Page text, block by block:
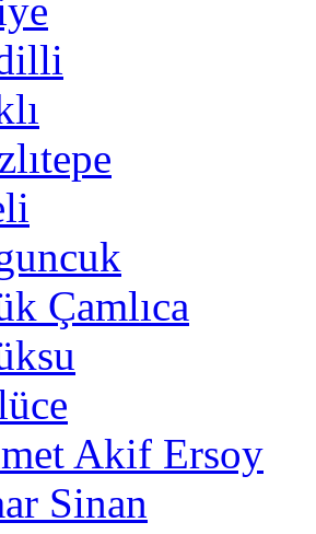
Çamlıca
Akif Ersoy
Sinan